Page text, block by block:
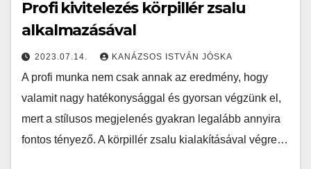
Profi kivitelezés körpillér zsalu
alkalmazásával
2023.07.14. KANÁZSOS ISTVÁN JÓSKA
A profi munka nem csak annak az eredmény, hogy
valamit nagy hatékonysággal és gyorsan végzünk el,
mert a stílusos megjelenés gyakran legalább annyira
fontos tényező. A körpillér zsalu kialakításával végre…